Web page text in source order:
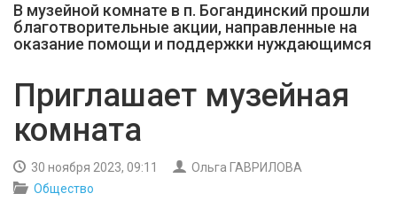
ОБЩЕСТВО
КУЛЬТУРА
СПОРТ
В музейной комнате в п. Богандинский прошли
благотворительные акции, направленные на
оказание помощи и поддержки нуждающимся
Приглашает музейная
комната
30 ноября 2023, 09:11
Ольга ГАВРИЛОВА
Общество